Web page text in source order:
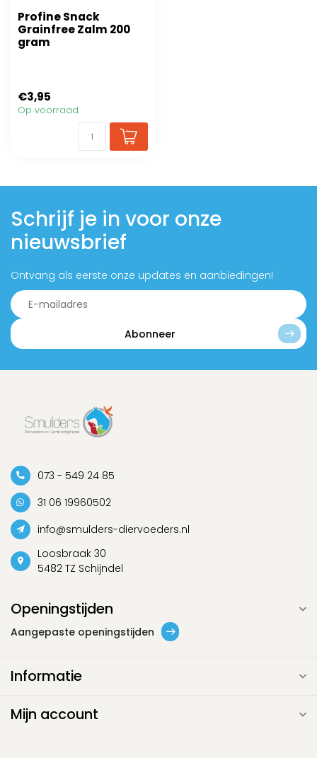
Profine Snack
Grainfree Zalm 200
gram
€3,95
Op voorraad
Schrijf je in voor onze
nieuwsbrief
Ontvang als eerste onze updates en aanbiedingen!
Abonneer
073 - 549 24 85
31 06 19960502
info@smulders-diervoeders.nl
Loosbraak 30
5482 TZ Schijndel
Openingstijden
Aangepaste openingstijden
Informatie
Mijn account